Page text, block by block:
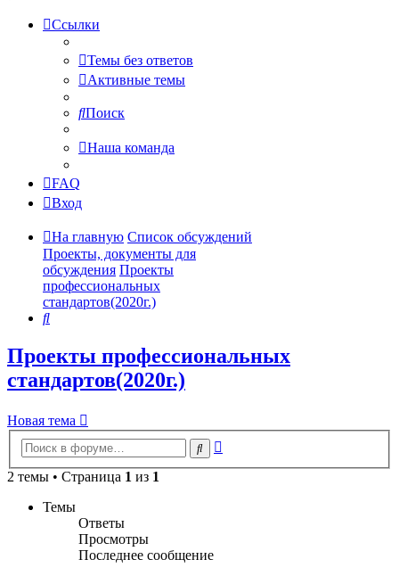
Ссылки
Темы без ответов
Активные темы
Поиск
Наша команда
FAQ
Вход
На главную Список обсуждений
Проекты, документы для
обсуждения Проекты
профессиональных
стандартов(2020г.)
Поиск
Проекты профессиональных
стандартов(2020г.)
Новая тема
Поиск
2 темы • Страница 1 из 1
Темы
Ответы
Просмотры
Последнее сообщение